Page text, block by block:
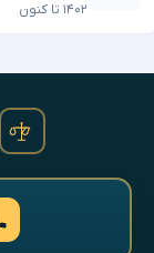
۱۴۰۲ تا کنون